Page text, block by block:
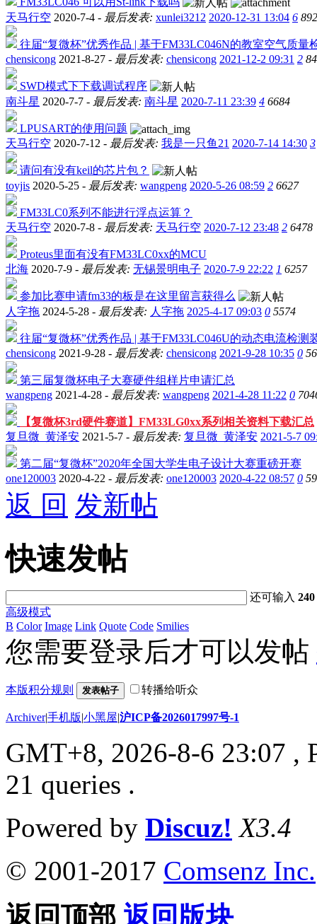
天马行空 2020-7-4 - 最后发表: xunlei3212 2020-12-31 13:04 6
往届“复微杯”优秀作品 | 基于FM33LC046N的教室空气质量
chensicong 2021-8-27 - 最后发表: chensicong 2021-12-2 09:31 2
SWD模式下下载调试程序
南斗星 2020-7-7 - 最后发表: 南斗星 2020-7-11 23:39 4 6684
LPUSART的使用问题
天马行空 2020-7-12 - 最后发表: 我是一只鱼21 2020-7-14 14:30 3
请问有没有keil的芯片包？
toyjis 2020-5-25 - 最后发表: wangpeng 2020-5-26 08:59 2 6627
FM33LC0系列不能进行浮点运算？
天马行空 2020-7-8 - 最后发表: 天马行空 2020-7-12 23:48 2 6478
Proteus里面有没有FM33LC0xx的MCU
北海 2020-7-9 - 最后发表: 无锡景明电子 2020-7-9 22:22 1 6257
参加比赛申请fm33的板是在这里留言获得么
人字拖 2024-5-28 - 最后发表: 人字拖 2025-4-17 09:03 0 5574
往届“复微杯”优秀作品 | 基于FM33LC046U的动态电流检测
chensicong 2021-9-28 - 最后发表: chensicong 2021-9-28 10:35 0
第三届复微杯电子大赛硬件组样片申请汇总
wangpeng 2021-4-28 - 最后发表: wangpeng 2021-4-28 11:22 0
【复微杯3rd硬件赛道】FM33LG0xx系列相关资料下载汇总
复旦微_黄泽安 2021-5-7 - 最后发表: 复旦微_黄泽安 2021-5-7
第二届“复微杯”2020年全国大学生电子设计大赛重磅开赛
one120003 2020-4-22 - 最后发表: one120003 2020-4-22 08:57 0
返 回 发新帖
快速发帖
还可输入240
高级模式
B Color Image Link Quote Code Smilies
您需要登录后才可以发帖
本版积分规则 发表帖子 转播给听众
Archiver|手机版|小黑屋|沪ICP备2026017997号-1
GMT+8, 2026-8-6 23:07 ,
21 queries .
Powered by Discuz! X3.4
© 2001-2017 Comsenz Inc.
返回顶部 返回版块